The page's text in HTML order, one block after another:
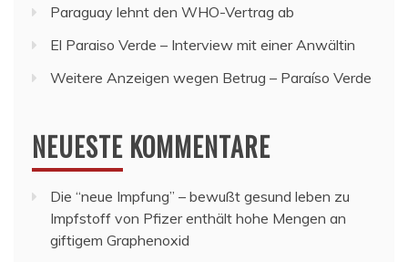
Paraguay lehnt den WHO-Vertrag ab
El Paraiso Verde – Interview mit einer Anwältin
Weitere Anzeigen wegen Betrug – Paraíso Verde
NEUESTE KOMMENTARE
Die “neue Impfung” – bewußt gesund leben zu
Impfstoff von Pfizer enthält hohe Mengen an
giftigem Graphenoxid